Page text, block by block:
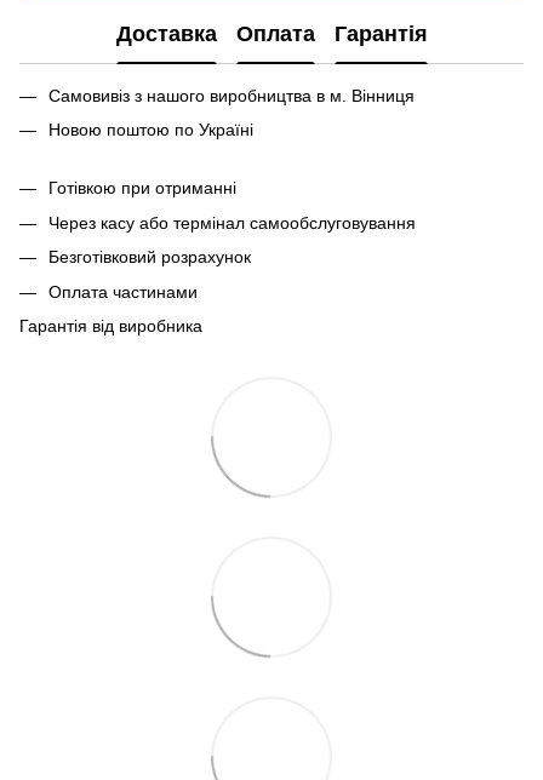
Доставка Оплата Гарантія
Самовивіз з нашого виробництва в м. Вінниця
Новою поштою по Україні
Готівкою при отриманні
Через касу або термінал самообслуговування
Безготівковий розрахунок
Оплата частинами
Гарантія від виробника